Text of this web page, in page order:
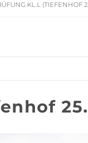
KL.L (TIEFENHOF